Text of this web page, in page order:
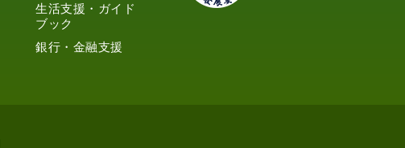
生活支援・ガイド
ブック
銀行・金融支援